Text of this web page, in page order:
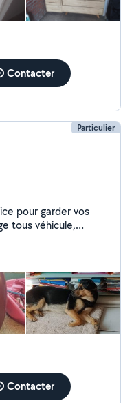
Contacter
Particulier
pour garder vos
tous véhicule,
Contacter